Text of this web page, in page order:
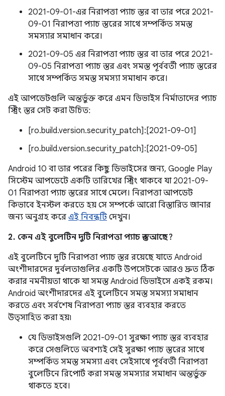
2021-09-01-এর নিরাপত্তা প্যাচ স্তর বা তার পরে 2021-
09-01 নিরাপত্তা প্যাচ স্তরের সাথে সম্পর্কিত সমস্ত
সমস্যার সমাধান করে।
2021-09-05 এর নিরাপত্তা প্যাচ স্তর বা তার পরে 2021-
09-05 নিরাপত্তা প্যাচ স্তর এবং সমস্ত পূর্ববর্তী প্যাচ স্তরের
সাথে সম্পর্কিত সমস্ত সমস্যা সমাধান করে।
এই আপডেটগুলি অন্তর্ভুক্ত করে এমন ডিভাইস নির্মাতাদের প্যাচ
স্ট্রিং স্তর সেট করা উচিত:
[ro.build.version.security_patch]:[2021-09-01]
[ro.build.version.security_patch]:[2021-09-05]
Android 10 বা তার পরের কিছু ডিভাইসের জন্য, Google Play
সিস্টেম আপডেটে একটি তারিখের স্ট্রিং থাকবে যা 2021-09-
01 নিরাপত্তা প্যাচ স্তরের সাথে মেলে। নিরাপত্তা আপডেট
কিভাবে ইনস্টল করতে হয় সে সম্পর্কে আরো বিস্তারিত জানার
জন্য অনুগ্রহ করে এই নিবন্ধটি দেখুন।
2. কেন এই বুলেটিন দুটি নিরাপত্তা প্যাচ স্তর আছে?
এই বুলেটিনে দুটি নিরাপত্তা প্যাচ স্তর রয়েছে যাতে Android
অংশীদারদের দুর্বলতাগুলির একটি উপসেটকে আরও দ্রুত ঠিক
করার নমনীয়তা থাকে যা সমস্ত Android ডিভাইসে একই রকম।
Android অংশীদারদের এই বুলেটিনে সমস্ত সমস্যা সমাধান
করতে এবং সর্বশেষ নিরাপত্তা প্যাচ স্তর ব্যবহার করতে
উত্সাহিত করা হয়৷
যে ডিভাইসগুলি 2021-09-01 সুরক্ষা প্যাচ স্তর ব্যবহার
করে সেগুলিতে অবশ্যই সেই সুরক্ষা প্যাচ স্তরের সাথে
সম্পর্কিত সমস্ত সমস্যা এবং সেইসাথে পূর্ববর্তী নিরাপত্তা
বুলেটিনে রিপোর্ট করা সমস্ত সমস্যার সমাধান অন্তর্ভুক্ত
থাকতে হবে।